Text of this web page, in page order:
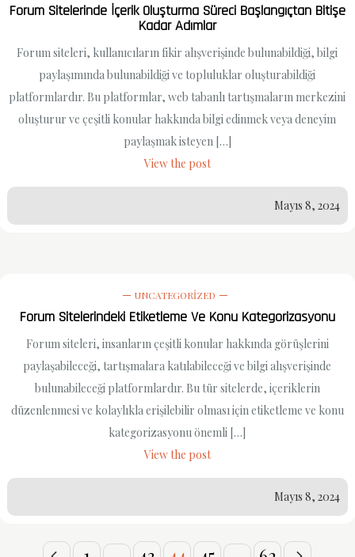
Forum Sitelerinde İçerik Oluşturma Süreci Başlangıçtan Bitişe
Kadar Adımlar
Forum siteleri, kullanıcıların fikir alışverişinde bulunabildiği, bilgi
paylaşımında bulunabildiği ve topluluklar oluşturabildiği
platformlardır. Bu platformlar, web tabanlı tartışmaların merkezini
oluşturur ve çeşitli konular hakkında bilgi edinmek veya deneyim
paylaşmak isteyen […]
View the post
Mayıs 8, 2024
UNCATEGORIZED
Forum Sitelerindeki Etiketleme Ve Konu Kategorizasyonu
Forum siteleri, insanların çeşitli konular hakkında görüşlerini
paylaşabileceği, tartışmalara katılabileceği ve bilgi alışverişinde
bulunabileceği platformlardır. Bu tür sitelerde, içeriklerin
düzenlenmesi ve kolaylıkla erişilebilir olması için etiketleme ve konu
kategorizasyonu önemli […]
View the post
Mayıs 8, 2024